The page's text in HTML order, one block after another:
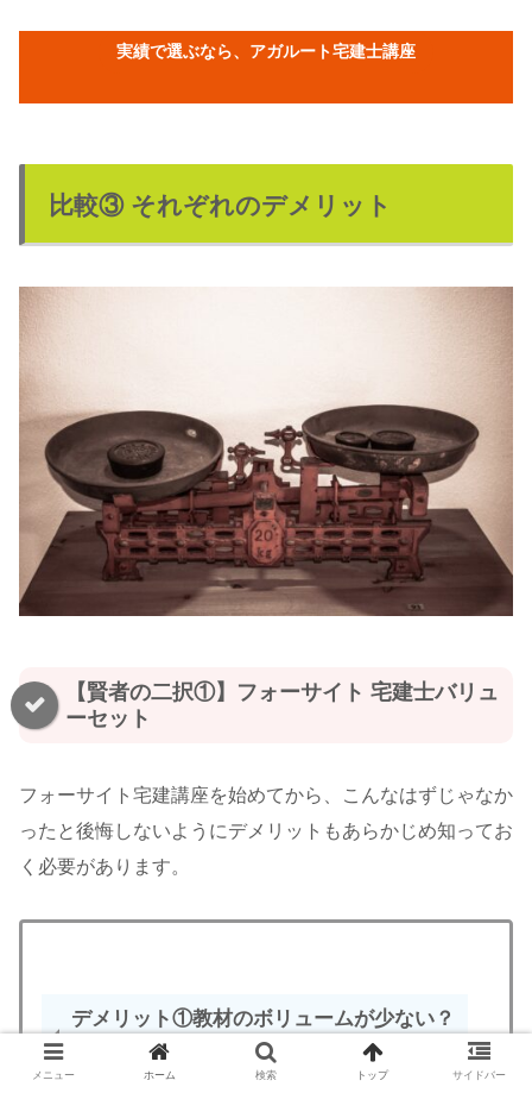
実績で選ぶなら、アガルート宅建士講座
比較③ それぞれのデメリット
【賢者の二択①】フォーサイト 宅建士バリュ
ーセット
フォーサイト宅建講座を始めてから、こんなはずじゃなか
ったと後悔しないようにデメリットもあらかじめ知ってお
く必要があります。
デメリット①教材のボリュームが少ない？
メニュー ホーム 検索 トップ サイドバー